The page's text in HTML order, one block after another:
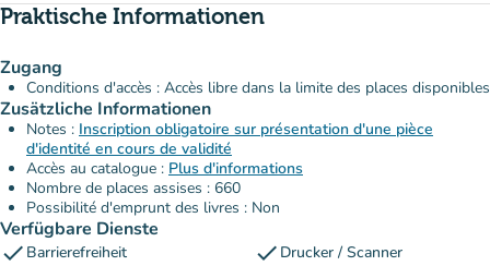
Praktische Informationen
Zugang
Conditions d'accès : Accès libre dans la limite des places disponibles
Zusätzliche Informationen
Notes : Inscription obligatoire sur présentation d'une pièce
d'identité en cours de validité
Accès au catalogue : Plus d'informations
Nombre de places assises : 660
Possibilité d'emprunt des livres : Non
Verfügbare Dienste
check Barrierefreiheit check Drucker / Scanner